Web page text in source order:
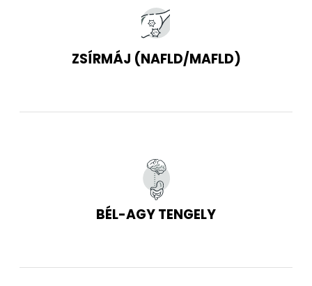
ZSÍRMÁJ (NAFLD/MAFLD)
BÉL-AGY TENGELY